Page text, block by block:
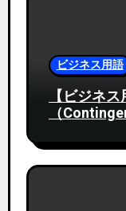
ビジネス用語
【ビジネス
（